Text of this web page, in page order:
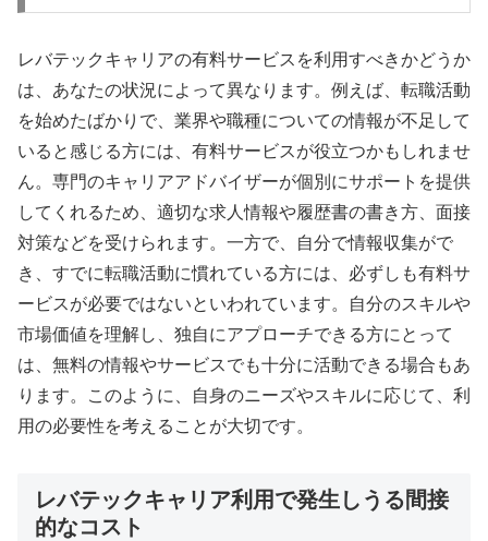
レバテックキャリアの有料サービスを利用すべきかどうか
は、あなたの状況によって異なります。例えば、転職活動
を始めたばかりで、業界や職種についての情報が不足して
いると感じる方には、有料サービスが役立つかもしれませ
ん。専門のキャリアアドバイザーが個別にサポートを提供
してくれるため、適切な求人情報や履歴書の書き方、面接
対策などを受けられます。一方で、自分で情報収集がで
き、すでに転職活動に慣れている方には、必ずしも有料サ
ービスが必要ではないといわれています。自分のスキルや
市場価値を理解し、独自にアプローチできる方にとって
は、無料の情報やサービスでも十分に活動できる場合もあ
ります。このように、自身のニーズやスキルに応じて、利
用の必要性を考えることが大切です。
レバテックキャリア利用で発生しうる間接
的なコスト